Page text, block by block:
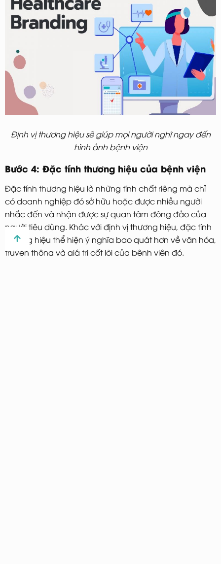
Định vị thương hiệu sẽ giúp mọi người nghĩ ngay đến
hình ảnh bệnh viện
Bước 4: Đặc tính thương hiệu của bệnh viện
Đặc tính thương hiệu là những tính chất riêng mà chỉ
có doanh nghiệp đó sở hữu hoặc được nhiều người
nhắc đến và nhận được sự quan tâm đông đảo của
người tiêu dùng. Khác với định vị thương hiệu, đặc tính
thương hiệu thể hiện ý nghĩa bao quát hơn về văn hóa,
truyền thông và giá trị cốt lõi của bệnh viện đó.